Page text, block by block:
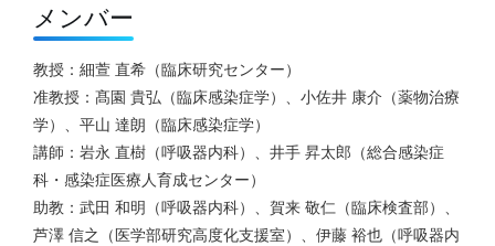
メンバー
教授：細萱 直希（臨床研究センター）
准教授：髙園 貴弘（臨床感染症学）、小佐井 康介（薬物治療
学）、平山 達朗（臨床感染症学）
講師：岩永 直樹（呼吸器内科）、井手 昇太郎（総合感染症
科・感染症医療人育成センター）
助教：武田 和明（呼吸器内科）、賀来 敬仁（臨床検査部）、
芦澤 信之（医学部研究高度化支援室）、伊藤 裕也（呼吸器内